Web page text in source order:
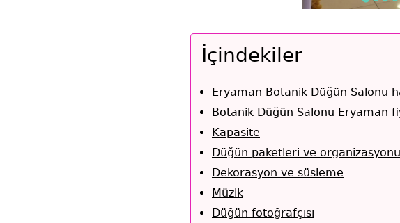
İçindekiler
Eryaman Botanik Düğün Salonu
Botanik Düğün Salonu Eryaman
Kapasite
Düğün paketleri ve organizasyonu
Dekorasyon ve süsleme
Müzik
Düğün fotoğrafçısı